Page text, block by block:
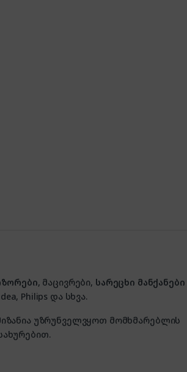
, მაცივრები, სარეცხი მანქანები
Philips და სხვა.
უზრუნველვყოთ მომხმარებლის